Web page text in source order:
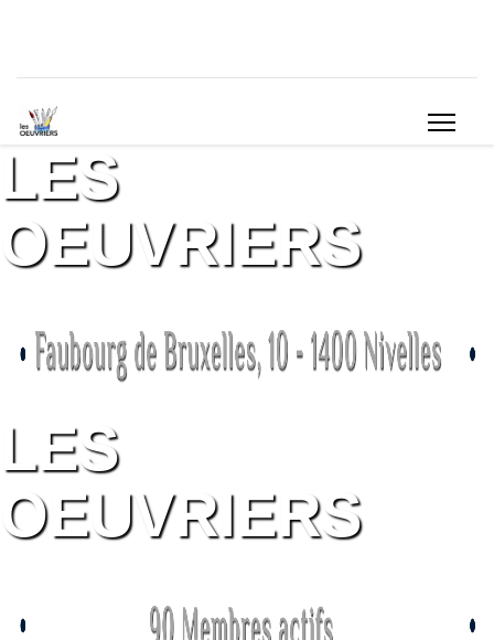
LES
OEUVRIERS
LES
OEUVRIERS